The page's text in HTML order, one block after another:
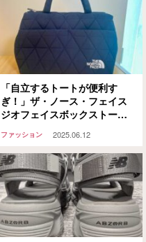
「自立するトートが便利す
ぎ！」ザ・ノース・フェイス
ジオフェイスボックストート
戻れない」
ファッション 2025.06.12